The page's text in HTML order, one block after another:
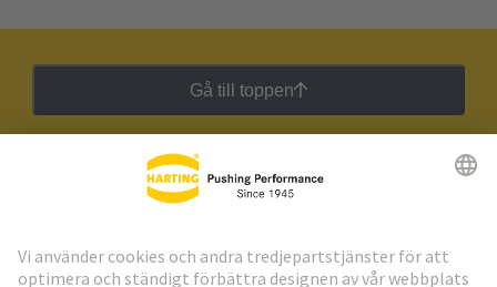
Gå till toppen
HARTING:s nyhetsbrev